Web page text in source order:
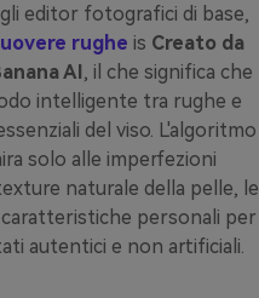
editor fotografici di base,
rughe is Creato da
AI , il che significa che
intelligente tra rughe e
del viso. L'algoritmo
solo alle imperfezioni
naturale della pelle, le
personali per
autentici e non artificiali.